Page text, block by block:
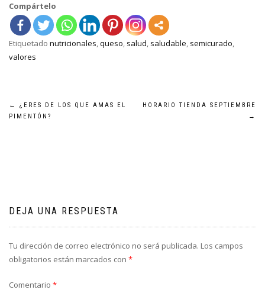
Compártelo
Etiquetado nutricionales,queso, salud, saludable, semicurado,
valores
Navegación
←
¿ERES DE LOS QUE AMAS EL
PIMENTÓN?
HORARIO TIENDA SEPTIEMBRE
→
DEJA UNA RESPUESTA
Tu dirección de correo electrónico no será publicada. Los campos
obligatorios están marcados con *
Comentario *